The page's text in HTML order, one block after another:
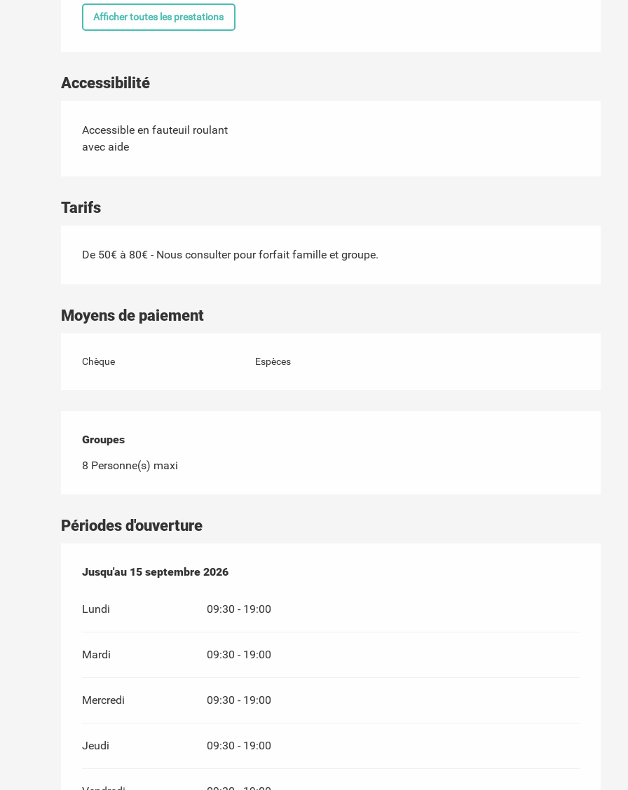
Afficher toutes les prestations
Accessibilité
Accessible en fauteuil roulant
avec aide
Tarifs
De 50€ à 80€ - Nous consulter pour forfait famille et groupe.
Moyens de paiement
Chèque Espèces
Groupes
Groupes
8 Personne(s) maxi
Périodes d'ouverture
Du1 mai 2026au15 septembre 2026
Jusqu'au 15 septembre 2026
Lundi 09:30 - 19:00
Mardi 09:30 - 19:00
Mercredi 09:30 - 19:00
Jeudi 09:30 - 19:00